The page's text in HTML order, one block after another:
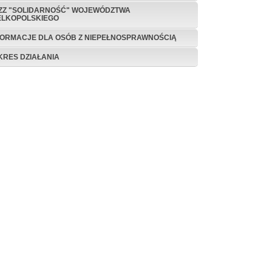
"SOLIDARNOŚĆ" WOJEWÓDZTWA
DLA OSÓB Z NIEPEŁNOSPRAWNOŚCIĄ
DZIAŁANIA